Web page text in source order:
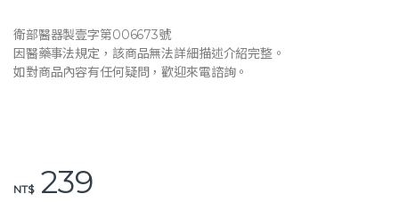
c
e
b
k
e p
y
Li
衛部醫器製壹字第006673號
因醫藥事法規定，該商品無法詳細描述介紹完整。
如對商品內容有任何疑問，歡迎來電諮詢。
NT$239